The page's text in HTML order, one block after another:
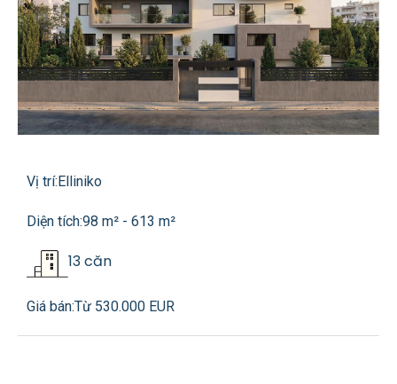
Vị trí:Elliniko
Diện tích:98 m² - 613 m²
13 căn
Giá bán:Từ 530.000 EUR